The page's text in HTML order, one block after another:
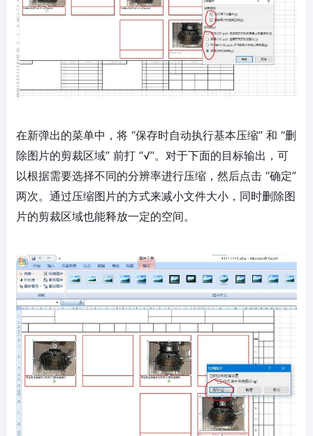
在新弹出的菜单中，将 “保存时自动执行基本压缩” 和 “删
除图片的剪裁区域” 前打 “√”。对于下面的目标输出，可
以根据需要选择不同的分辨率进行压缩，然后点击 “确定”
两次。通过压缩图片的方式来减小文件大小，同时删除图
片的剪裁区域也能释放一定的空间。